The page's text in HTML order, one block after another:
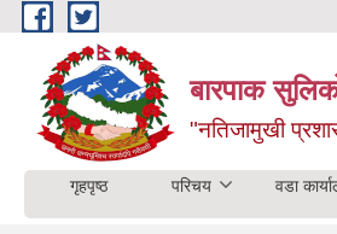
Skip to main content
बारपाक
"नतिजामुखी
गृहपृष्ठ परिचय वडा